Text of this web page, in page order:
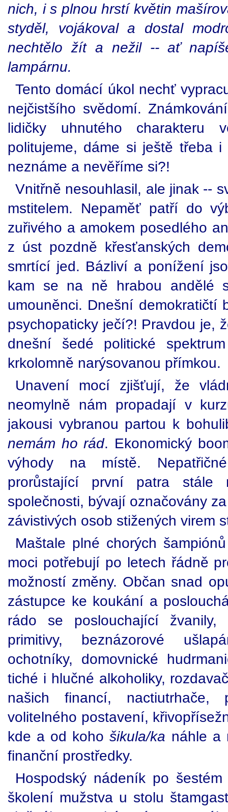
nich, i s plnou hrstí květin
styděl, vojákoval a dostal
nechtělo žít a nežil -- ať
lampárnu.
Tento domácí úkol nechť
nejčistšího svědomí.
lidičky uhnutého charakteru
politujeme, dáme si ještě třeba
neznáme a nevěříme si?!
Vnitřně nesouhlasil, ale jinak --
mstitelem. Nepaměť patří do
zuřivého a amokem posedlého
z úst pozdně křesťanských
smrtící jed. Bázliví a ponížení
kam se na ně hrabou andělé
umouněnci. Dnešní demokratičtí
psychopaticky ječí?! Pravdou je,
dnešní šedé politické
krkolomně narýsovanou přímkou.
Unavení mocí zjišťují, že
neomylně nám propadají v
jakousi vybranou partou k
nemám ho rád. Ekonomický
výhody na místě.
prorůstající první patra stále
společnosti, bývají označovány
závistivých osob stižených virem
Maštale plné chorých
moci potřebují po letech řádně
možností změny. Občan snad
zástupce ke koukání a
rádo se poslouchající žvanily,
primitivy, beznázorové
ochotníky, domovnické
tiché i hlučné alkoholiky,
našich financí, nactiutrhače,
volitelného postavení,
kde a od kohošikula/ka náhle a
finanční prostředky.
Hospodský nádeník po
školení mužstva u stolu